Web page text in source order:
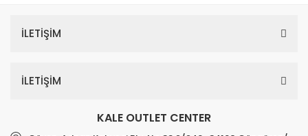
İLETİŞİM
İLETİŞİM
KALE OUTLET CENTER